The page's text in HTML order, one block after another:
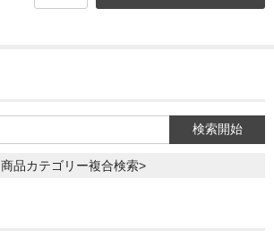
商品カテゴリー複合検索>